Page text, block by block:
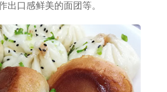
出口感鲜美的面团等。